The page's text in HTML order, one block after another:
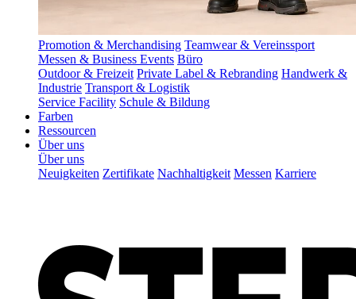
Promotion & Merchandising Teamwear & Vereinssport
Messen & Business Events Büro
Outdoor & Freizeit Private Label & Rebranding Handwerk &
Industrie Transport & Logistik
Service Facility Schule & Bildung
Farben
Ressourcen
Über uns
Über uns
Neuigkeiten Zertifikate Nachhaltigkeit Messen Karriere